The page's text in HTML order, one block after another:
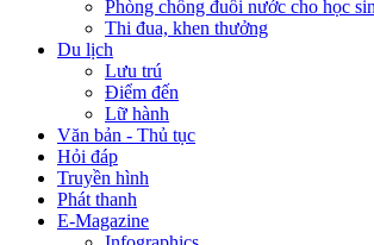
Phòng chống đuối nước cho học
Thi đua, khen thưởng
Du lịch
Lưu trú
Điểm đến
Lữ hành
Văn bản - Thủ tục
Hỏi đáp
Truyền hình
Phát thanh
E-Magazine